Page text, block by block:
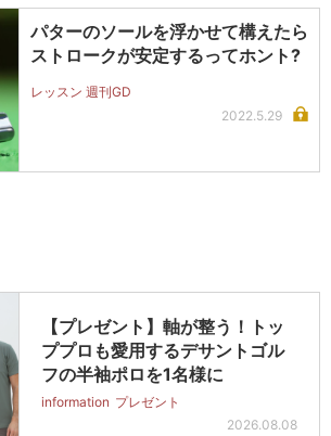
パターのソールを浮かせて構えたら
ストロークが安定するってホント?
レッスン 週刊GD
2022.5.29
【プレゼント】軸が整う！トッ
ププロも愛用するデサントゴル
フの半袖ポロを1名様に
information プレゼント
2026.08.08